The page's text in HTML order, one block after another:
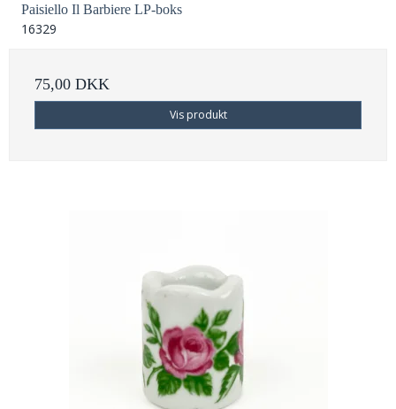
Paisiello Il Barbiere LP-boks
16329
75,00 DKK
Vis produkt